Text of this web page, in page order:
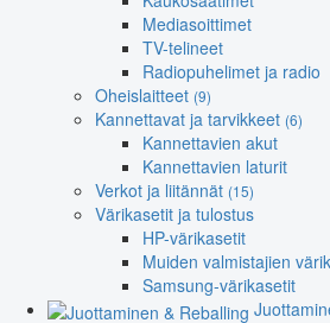
Mediasoittimet
TV-telineet
Radiopuhelimet ja radio
Oheislaitteet (9)
Kannettavat ja tarvikkeet (6)
Kannettavien akut
Kannettavien laturit
Verkot ja liitännät (15)
Värikasetit ja tulostus
HP-värikasetit
Muiden valmistajien
Samsung-värikasetit